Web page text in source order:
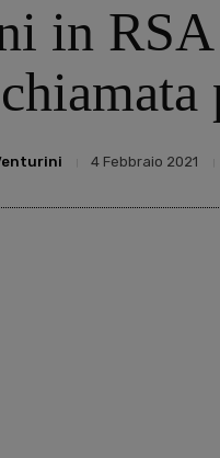
in
4 Febbraio 2021